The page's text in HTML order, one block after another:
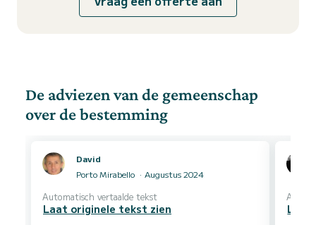
De adviezen van de gemeenschap
over de bestemming
David
Porto Mirabello
Augustus 2024
Automatisch vertaalde tekst
Laat originele tekst zien Laat